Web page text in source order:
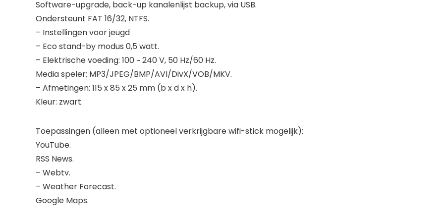
Software-upgrade, back-up kanalenlijst backup, via USB.
Ondersteunt FAT 16/32, NTFS.
– Instellingen voor jeugd
– Eco stand-by modus 0,5 watt.
– Elektrische voeding: 100 ~ 240 V, 50 Hz/60 Hz.
Media speler: MP3/JPEG/BMP/AVI/DivX/VOB/MKV.
– Afmetingen: 115 x 85 x 25 mm (b x d x h).
Kleur: zwart.
Toepassingen (alleen met optioneel verkrijgbare wifi-stick mogelijk):
YouTube.
RSS News.
– Webtv.
– Weather Forecast.
Google Maps.